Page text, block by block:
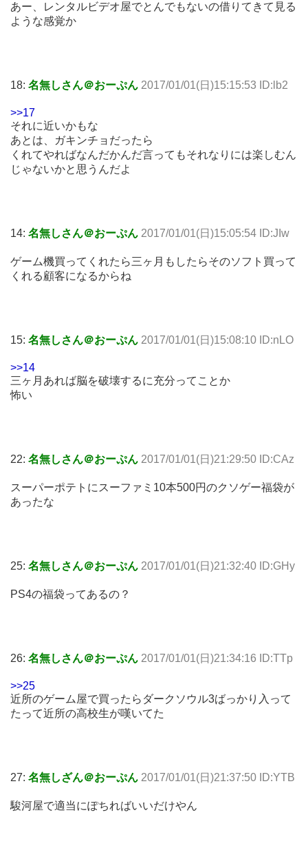
あー、レンタルビデオ屋でとんでもないの借りてきて見る
ような感覚か
18: 名無しさん＠おーぷん 2017/01/01(日)15:15:53 ID:lb2
>>17
それに近いかもな
あとは、ガキンチョだったら
くれてやればなんだかんだ言ってもそれなりには楽しむん
じゃないかと思うんだよ
14: 名無しさん＠おーぷん 2017/01/01(日)15:05:54 ID:JIw
ゲーム機買ってくれたら三ヶ月もしたらそのソフト買って
くれる顧客になるからね
15: 名無しさん＠おーぷん 2017/01/01(日)15:08:10 ID:nLO
>>14
三ヶ月あれば脳を破壊するに充分ってことか
怖い
22: 名無しさん＠おーぷん 2017/01/01(日)21:29:50 ID:CAz
スーパーポテトにスーファミ10本500円のクソゲー福袋が
あったな
25: 名無しさん＠おーぷん 2017/01/01(日)21:32:40 ID:GHy
PS4の福袋ってあるの？
26: 名無しさん＠おーぷん 2017/01/01(日)21:34:16 ID:TTp
>>25
近所のゲーム屋で買ったらダークソウル3ばっかり入って
たって近所の高校生が嘆いてた
27: 名無しざん＠おーぷん 2017/01/01(日)21:37:50 ID:YTB
駿河屋で適当にぽちればいいだけやん